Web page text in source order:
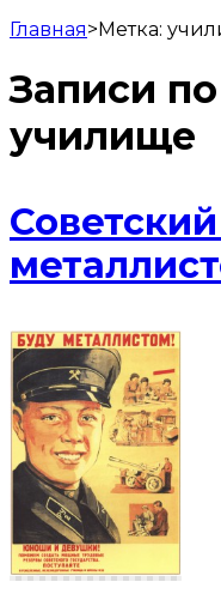
Главная>Метка:
Записи
училище